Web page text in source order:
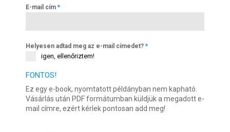
E-mail cím *
Helyesen adtad meg az e-mail címedet? *
igen, ellenőriztem!
FONTOS!
Ez egy e-book, nyomtatott példányban nem kapható.
Vásárlás után PDF formátumban küldjük a megadott e-
mail címre, ezért kérlek pontosan add meg!